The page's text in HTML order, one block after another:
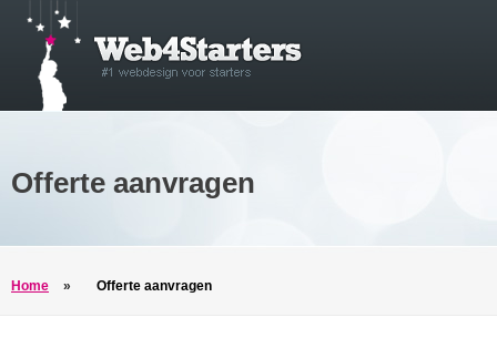
Offerte aanvragen
Home » Offerte aanvragen